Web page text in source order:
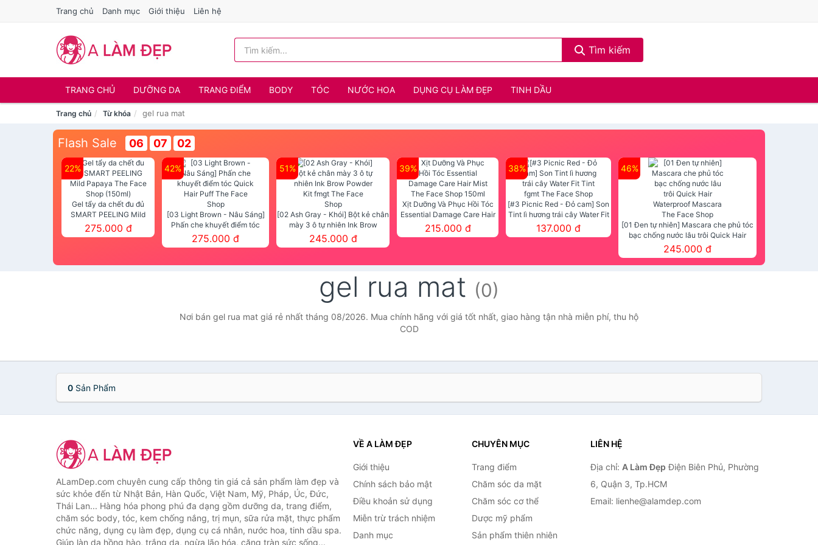
Trang chủ Danh mục Giới thiệu Liên hệ
Tìm kiếm
TRANG CHỦ DƯỠNG DA TRANG ĐIỂM BODY TÓC NƯỚC HOA DỤNG CỤ LÀM ĐẸP TINH DẦU
Trang chủ Từ khóa gel rua mat
Flash Sale 06 07 02
22%
Gel tẩy da chết đu đủ
SMART PEELING Mild
Papaya The Face Shop
(150ml)
275.000 đ
42%
[03 Light Brown - Nâu Sáng]
Phấn che khuyết điểm tóc
Quick Hair Puff The Face Shop
275.000 đ
51%
[02 Ash Gray - Khói] Bột kẻ chân
mày 3 ô tự nhiên Ink Brow
Powder Kit fmgt The Face Shop
245.000 đ
39%
Xịt Dưỡng Và Phục Hồi Tóc
Essential Damage Care Hair
Mist The Face Shop 150ml
215.000 đ
38%
[#3 Picnic Red - Đỏ cam] Son
Tint lì hương trái cây Water Fit
Tint fgmt The Face Shop
137.000 đ
46%
[01 Đen tự nhiên] Mascara che phủ tóc
bạc chống nước lâu trôi Quick Hair
Waterproof Mascara The Face Shop
245.000 đ
gel rua mat (0)
Nơi bán gel rua mat giá rẻ nhất tháng 08/2026. Mua chính hãng với giá tốt nhất, giao hàng tận nhà miễn phí, thu hộ
COD
0 Sản Phẩm
ALamDep.com chuyên cung cấp thông tin giá cả sản phẩm làm đẹp và
sức khỏe đến từ Nhật Bản, Hàn Quốc, Việt Nam, Mỹ, Pháp, Úc, Đức,
Thái Lan... Hàng hóa phong phú đa dạng gồm dưỡng da, trang điểm,
chăm sóc body, tóc, kem chống nắng, trị mụn, sữa rửa mặt, thực phẩm
chức năng, dụng cụ làm đẹp, dụng cụ cá nhân, nước hoa, tinh dầu spa.
Giúp làn da hồng hào, trắng da, ngừa lão hóa, căng tràn sức sống...
VỀ A LÀM ĐẸP
Giới thiệu
Chính sách bảo mật
Điều khoản sử dụng
Miễn trừ trách nhiệm
Danh mục
CHUYÊN MỤC
Trang điểm
Chăm sóc da mặt
Chăm sóc cơ thể
Dược mỹ phẩm
Sản phẩm thiên nhiên
LIÊN HỆ
Địa chỉ: A Làm Đẹp Điện Biên Phủ, Phường
6, Quận 3, Tp.HCM
Email: lienhe@alamdep.com